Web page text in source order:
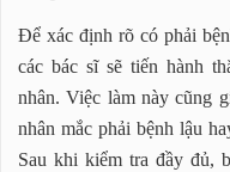
Để xác định rõ có phải
các bác sĩ sẽ tiến hành
nhân. Việc làm này cũng
nhân mắc phải bệnh lậu
Sau khi kiểm tra đầy đủ,